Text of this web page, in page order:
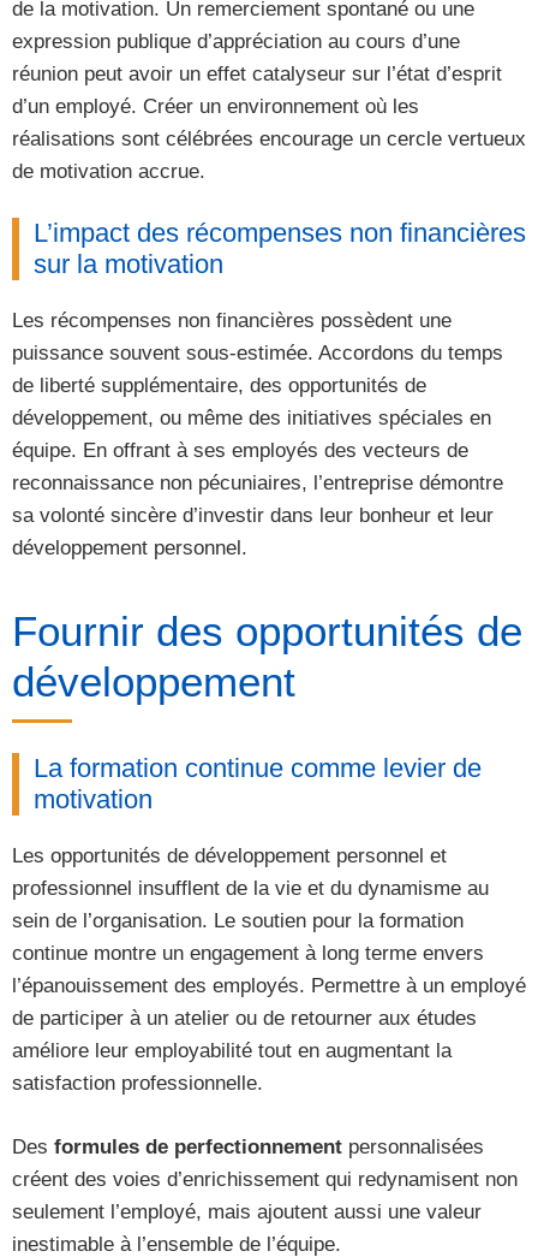
de la motivation. Un remerciement spontané ou une
expression publique d’appréciation au cours d’une
réunion peut avoir un effet catalyseur sur l’état d’esprit
d’un employé. Créer un environnement où les
réalisations sont célébrées encourage un cercle vertueux
de motivation accrue.
L’impact des récompenses non financières
sur la motivation
Les récompenses non financières possèdent une
puissance souvent sous-estimée. Accordons du temps
de liberté supplémentaire, des opportunités de
développement, ou même des initiatives spéciales en
équipe. En offrant à ses employés des vecteurs de
reconnaissance non pécuniaires, l’entreprise démontre
sa volonté sincère d’investir dans leur bonheur et leur
développement personnel.
Fournir des opportunités de
développement
La formation continue comme levier de
motivation
Les opportunités de développement personnel et
professionnel insufflent de la vie et du dynamisme au
sein de l’organisation. Le soutien pour la formation
continue montre un engagement à long terme envers
l’épanouissement des employés. Permettre à un employé
de participer à un atelier ou de retourner aux études
améliore leur employabilité tout en augmentant la
satisfaction professionnelle.
Des formules de perfectionnement personnalisées
créent des voies d’enrichissement qui redynamisent non
seulement l’employé, mais ajoutent aussi une valeur
inestimable à l’ensemble de l’équipe.